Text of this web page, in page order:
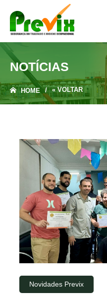
NOTÍCIAS
HOME / « VOLTAR
Novidades Previx